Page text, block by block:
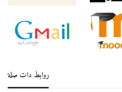
روابط دات صلة